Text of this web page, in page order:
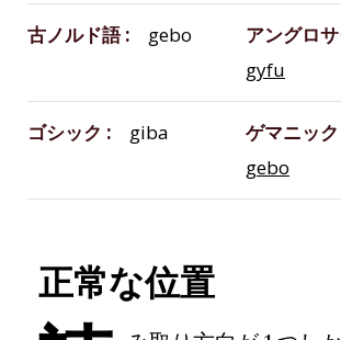
古ノルド語 gebo
アングロ
gyfu
ゴシック giba
ゲマニッ
gebo
正常な位置